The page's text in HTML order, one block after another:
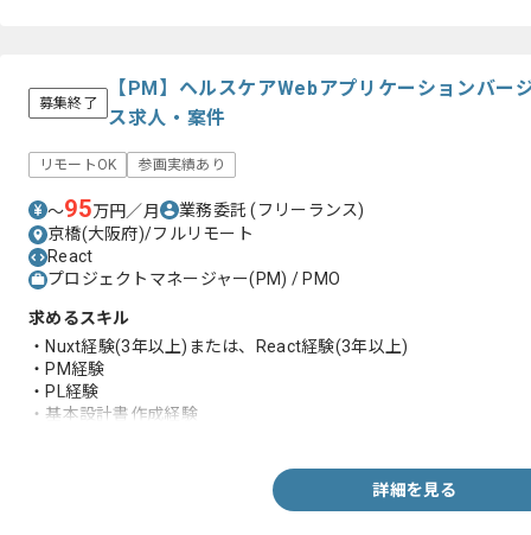
募集終了
【PM】ヘルスケアWebアプリケーションバー
ス求人・案件
リモートOK 参画実績あり
〜95万円／月 業務委託(フリーランス)
京橋(大阪府)/フルリモート
React
プロジェクトマネージャー(PM) / PMO
求めるスキル
・Nuxt経験(3年以上)または、React経験(3年以上)
・PM経験
・PL経験
・基本設計書作成経験
詳細を見る